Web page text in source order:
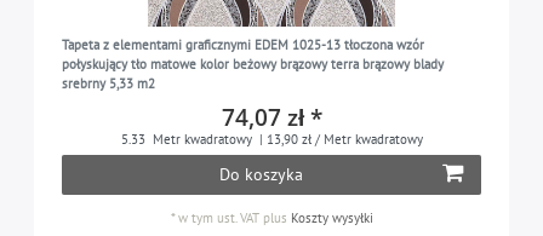
Tapeta z elementami graficznymi EDEM 1025-13 tłoczona wzór
połyskujący tło matowe kolor beżowy brązowy terra brązowy blady
srebrny 5,33 m2
74,07 zł *
5.33 Metr kwadratowy | 13,90 zł / Metr kwadratowy
Do koszyka
*w tym ust. VATplus Koszty wysyłki